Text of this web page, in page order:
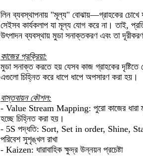
লিন ব্যবস্থাপনায় "মূল্য" বোঝায়—গ্রাহকের
সেইসব কার্যকলাপ যা মূল্য যোগ করে না। তাই,
উৎপাদন ব্যবস্থায় মুডা সনাক্তকরণ এবং তা দূরীকরণ
কাজের প্রক্রিয়া:
মুডা সনাক্ত করতে হয় যেসব কাজ গ্রাহকের দৃষ্টিতে
এগুলো চিহ্নিত করে ধাপে ধাপে অপসারণ করা হয়।
বাস্তবায়ন কৌশল:
- Value Stream Mapping: পুরো কাজের ধারা
হচ্ছে চিহ্নিত করা হয়।
- 5S পদ্ধতি: Sort, Set in order, Shine,
পরিবেশ সুশৃঙ্খল রাখা
- Kaizen: ধারাবাহিক ক্ষুদ্র উন্নয়ন প্রচেষ্টা